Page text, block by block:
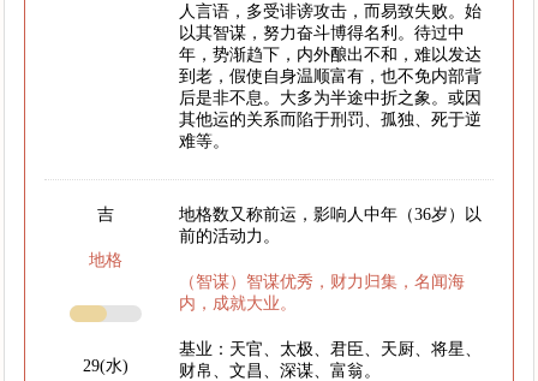
人言语，多受诽谤攻击，而易致失败。始
以其智谋，努力奋斗博得名利。待过中
年，势渐趋下，内外酿出不和，难以发达
到老，假使自身温顺富有，也不免内部背
后是非不息。大多为半途中折之象。或因
其他运的关系而陷于刑罚、孤独、死于逆
难等。
吉
地格
29(水)
地格数又称前运，影响人中年（36岁）以
前的活动力。
（智谋）智谋优秀，财力归集，名闻海
内，成就大业。
基业：天官、太极、君臣、天厨、将星、
财帛、文昌、深谋、富翁。